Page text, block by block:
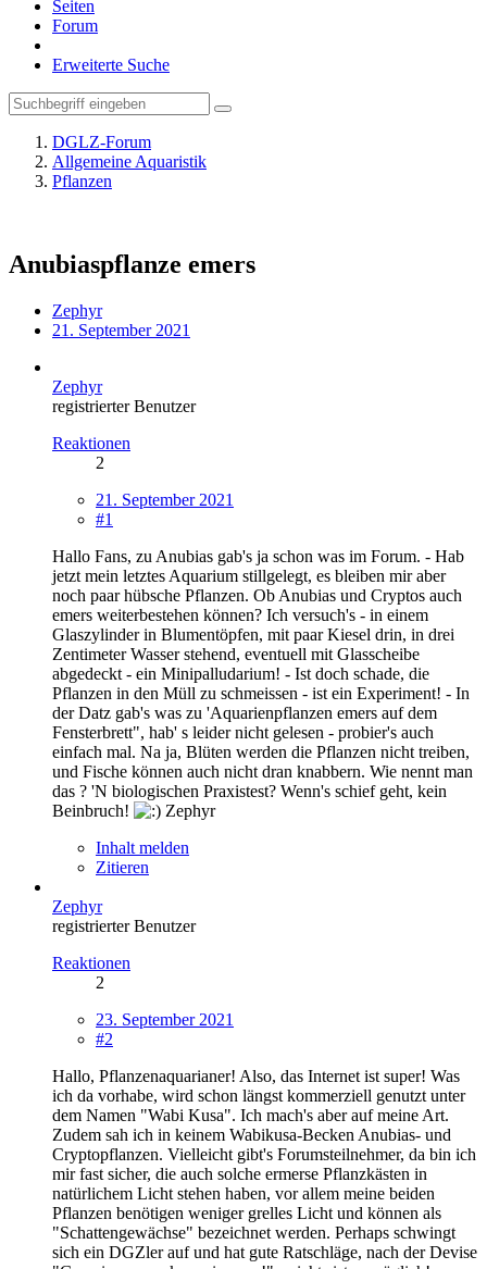
Seiten
Forum
Erweiterte Suche
DGLZ-Forum
Allgemeine Aquaristik
Pflanzen
Anubiaspflanze emers
Zephyr
21. September 2021
Zephyr
registrierter Benutzer
Reaktionen
2
21. September 2021
#1
Hallo Fans, zu Anubias gab's ja schon was im Forum. - Hab
jetzt mein letztes Aquarium stillgelegt, es bleiben mir aber
noch paar hübsche Pflanzen. Ob Anubias und Cryptos auch
emers weiterbestehen können? Ich versuch's - in einem
Glaszylinder in Blumentöpfen, mit paar Kiesel drin, in drei
Zentimeter Wasser stehend, eventuell mit Glasscheibe
abgedeckt - ein Minipalludarium! - Ist doch schade, die
Pflanzen in den Müll zu schmeissen - ist ein Experiment! - In
der Datz gab's was zu 'Aquarienpflanzen emers auf dem
Fensterbrett", hab' s leider nicht gelesen - probier's auch
einfach mal. Na ja, Blüten werden die Pflanzen nicht treiben,
und Fische können auch nicht dran knabbern. Wie nennt man
das ? 'N biologischen Praxistest? Wenn's schief geht, kein
Beinbruch!
Zephyr
Inhalt melden
Zitieren
Zephyr
registrierter Benutzer
Reaktionen
2
23. September 2021
#2
Hallo, Pflanzenaquarianer! Also, das Internet ist super! Was
ich da vorhabe, wird schon längst kommerziell genutzt unter
dem Namen "Wabi Kusa". Ich mach's aber auf meine Art.
Zudem sah ich in keinem Wabikusa-Becken Anubias- und
Cryptopflanzen. Vielleicht gibt's Forumsteilnehmer, da bin ich
mir fast sicher, die auch solche ermerse Pflanzkästen in
natürlichem Licht stehen haben, vor allem meine beiden
Pflanzen benötigen weniger grelles Licht und können als
"Schattengewächse" bezeichnet werden. Perhaps schwingt
sich ein DGZler auf und hat gute Ratschläge, nach der Devise